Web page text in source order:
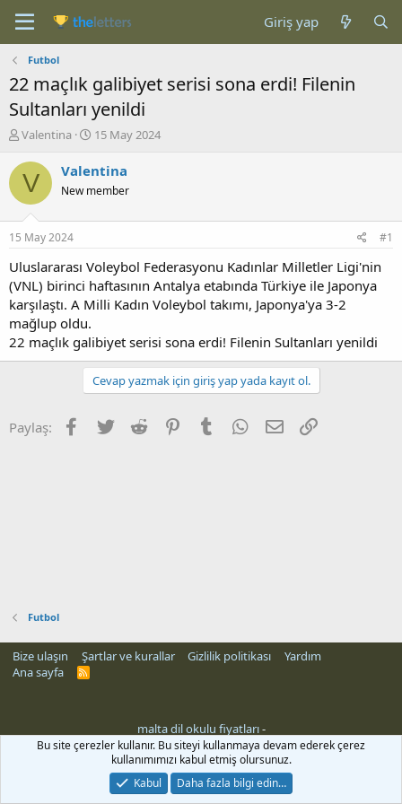
Giriş yap
Futbol
22 maçlık galibiyet serisi sona erdi! Filenin
Sultanları yenildi
K
n
b
u
u
b
a
ş
l
a
t
a
n
Valentina
B
ş
a
ç
a
r
h
i
15 May 2024
V Valentina
New member
15 May 2024 #1
Uluslararası Voleybol Federasyonu Kadınlar Milletler Ligi'nin
(VNL) birinci haftasının Antalya etabında Türkiye ile Japonya
karşılaştı. A Milli Kadın Voleybol takımı, Japonya'ya 3-2
mağlup oldu.
22 maçlık galibiyet serisi sona erdi! Filenin Sultanları yenildi
Cevap yazmak için giriş yap yada kayıt ol.
Paylaş: Facebook
Twitter Reddit PinterestTumblr WhatsApp
E-posta
Futbol
Bize ulaşın Şartlar ve kurallar Gizlilik politikası
Yardım
Ana sayfa
R
malta dil okulu fiyatları-
Bu site çerezler kullanır. Bu siteyi kullanmaya devam ederek çerez
kullanımımızı kabul etmiş olursunuz.
Kabul
Daha fazla bilgi edin…